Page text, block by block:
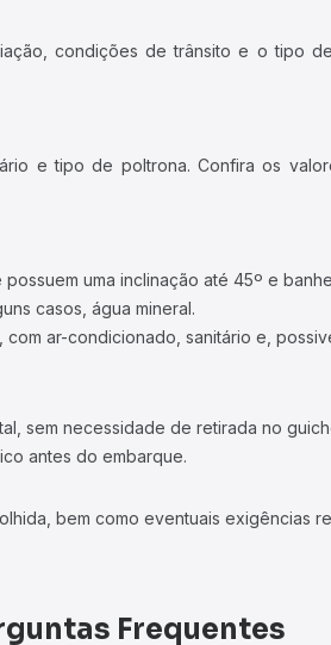
condições de trânsito e o tipo
e tipo de poltrona. Confira os
uma inclinação até 45º e
casos, água mineral.
ar-condicionado, sanitário e,
sem necessidade de retirada no
antes do embarque.
bem como eventuais exigências
Frequentes